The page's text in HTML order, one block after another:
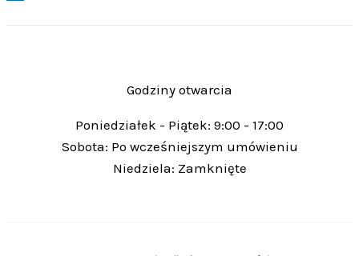
Godziny otwarcia
Poniedziałek - Piątek: 9:00 - 17:00
Sobota: Po wcześniejszym umówieniu
Niedziela: Zamknięte